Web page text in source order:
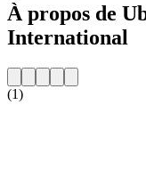
À propos de
International
(1)